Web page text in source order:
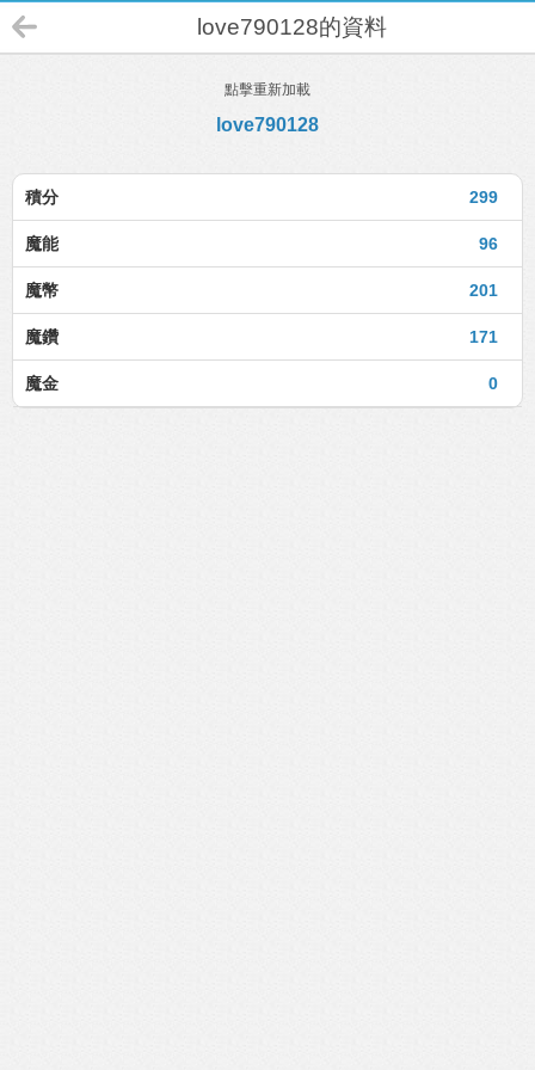
love790128的資料
點擊重新加載
love790128
299
積分
96
魔能
201
魔幣
171
魔鑽
0
魔金